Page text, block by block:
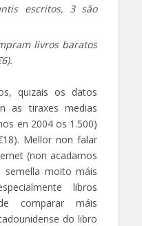
escritos, 3 são
livros baratos
quizais os datos
as tiraxes medias
en 2004 os 1.500)
Mellor non falar
(non acadamos
semella moito máis
libros
comparar máis
do libro